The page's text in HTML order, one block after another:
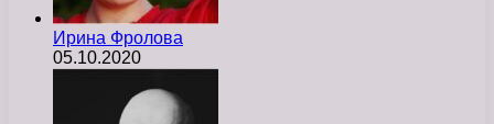
Ирина Фролова
05.10.2020